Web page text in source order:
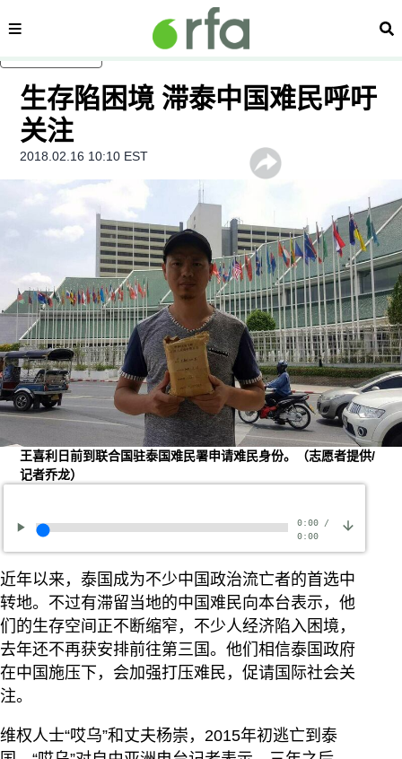
内容分类 搜
生存陷困境 滞泰中国难民呼吁
关注
2018.02.16 10:10 EST
王喜利日前到联合国驻泰国难民署申请难民身份。（志愿者提供/
记者乔龙）
0:00/
0:00
近年以来，泰国成为不少中国政治流亡者的首选中
转地。不过有滞留当地的中国难民向本台表示，他
们的生存空间正不断缩窄，不少人经济陷入困境，
去年还不再获安排前往第三国。他们相信泰国政府
在中国施压下，会加强打压难民，促请国际社会关
注。
维权人士“哎乌”和丈夫杨崇，2015年初逃亡到泰